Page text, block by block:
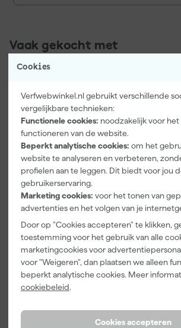
Cookies
Verfwebwinkel.nl gebruikt verschillende
vergelijkbare technieken:
Functionele cookies: noodzakelijk voor het
functioneren van de website.
Beperkt analytische cookies: om het
website te analyseren en verbeteren,
profielen aan te leggen. Dit biedt voor jou
gebruikerservaring.
Marketing cookies: voor het tonen van
advertenties en het volgen van je
Door op "Cookies accepteren" te klikken,
toestemming voor het gebruik van alle
marketingcookies voor
voor "Weigeren", dan plaatsen we alleen
beperkt analytische cookies. Meer
cookiebeleid.
Cookies accepteren
Vaak gekocht met
Paintura
Lucamax
Washi tape -
50mx24mm
Morgen
bezorgd
3,99
Farrow & Ball
Kleurenwaaie
r
Morgen
bezorgd